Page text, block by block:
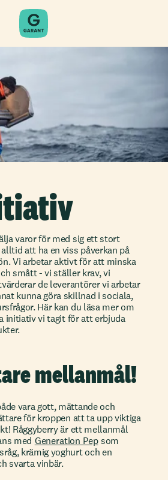
varor för med sig ett stort
att ha en viss påverkan på
Vi arbetar aktivt för att minska
smått - vi ställer krav, vi
de leverantörer vi arbetar
kunna göra skillnad i sociala,
Här kan du läsa mer om
initiativ vi tagit för att erbjuda
mellanmål!
vara gott, mättande och
för kroppen att ta upp viktiga
Råggyberry är ett mellanmål
med Generation Pep som
krämig yoghurt och en
svarta vinbär.